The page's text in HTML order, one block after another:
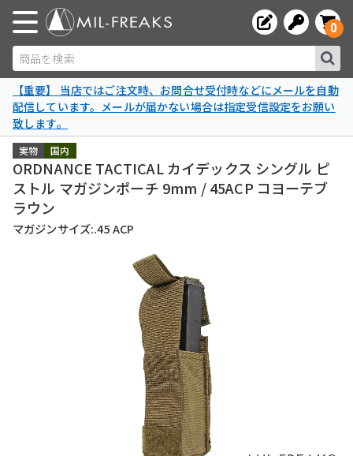
商品を検索
0
【重要】 当店ではご注文時、お問合せ受付時などにメールを自動
配信しています。メールが届かない場合は指定受信設定をお願い
致します。
国内
実物
ORDNANCE TACTICAL カイデックス シングル ピ
ストル マガジンポーチ 9mm / 45ACP コヨーテブ
ラウン
マガジンサイズ:.45 ACP